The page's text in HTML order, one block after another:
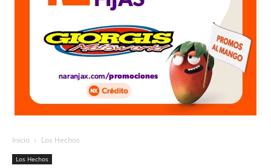
Inicio Los Hechos
Los Hechos